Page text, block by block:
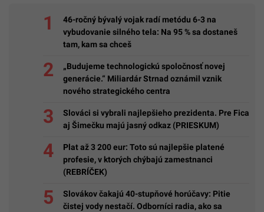
46-ročný bývalý vojak radí metódu 6-3 na
vybudovanie silného tela: Na 95 % sa dostaneš
tam, kam sa chceš
„Budujeme technologickú spoločnosť novej
generácie.“ Miliardár Strnad oznámil vznik
nového strategického centra
Slováci si vybrali najlepšieho prezidenta. Pre Fica
aj Šimečku majú jasný odkaz (PRIESKUM)
Plat až 3 200 eur: Toto sú najlepšie platené
profesie, v ktorých chýbajú zamestnanci
(REBRÍČEK)
Slovákov čakajú 40-stupňové horúčavy: Pitie
čistej vody nestačí. Odborníci radia, ako sa